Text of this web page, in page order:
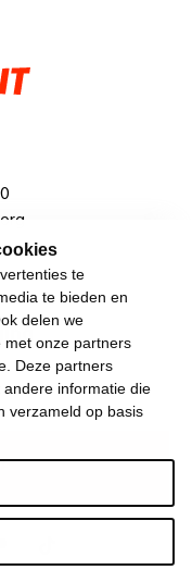
te
te bieden en
delen we
met onze partners
Deze partners
informatie die
verzameld op basis